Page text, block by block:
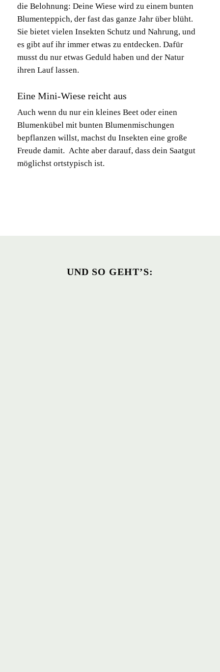
die Belohnung: Deine Wiese wird zu einem bunten
Blumenteppich, der fast das ganze Jahr über blüht.
Sie bietet vielen Insekten Schutz und Nahrung, und
es gibt auf ihr immer etwas zu entdecken. Dafür
musst du nur etwas Geduld haben und der Natur
ihren Lauf lassen.
Eine Mini-Wiese reicht aus
Auch wenn du nur ein kleines Beet oder einen
Blumenkübel mit bunten Blumenmischungen
bepflanzen willst, machst du Insekten eine große
Freude damit. Achte aber darauf, dass dein Saatgut
möglichst ortstypisch ist.
UND SO GEHT’S: